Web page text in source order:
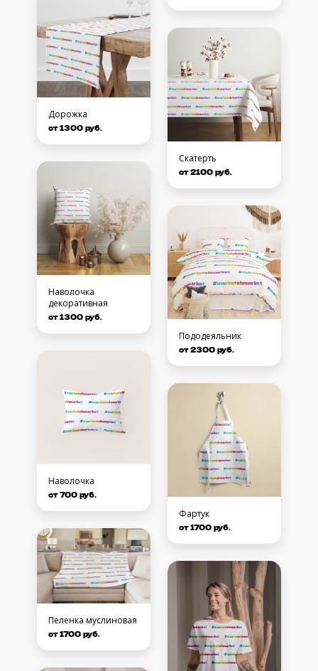
Дорожка
от 1300 руб.
Наволочка
декоративная
от 1300 руб.
Наволочка
от 700 руб.
Пеленка муслиновая
от 1700 руб.
Скатерть
от 2100 руб.
Пододеяльник
от 2300 руб.
Фартук
от 1700 руб.